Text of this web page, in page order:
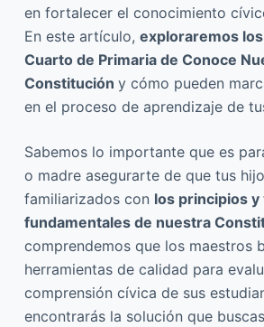
en fortalecer el conocimiento
En este artículo, exploraremos
Cuarto de Primaria de Conoce
Constitución y cómo pueden
en el proceso de aprendizaje de
Sabemos lo importante que es
o madre asegurarte de que tus
familiarizados con los principios y
fundamentales de nuestra
comprendemos que los maestros
herramientas de calidad para
comprensión cívica de sus
encontrarás la solución que